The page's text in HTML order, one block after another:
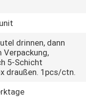
drinnen, dann
Verpackung,
5-Schicht
draußen. 1pcs/ctn.